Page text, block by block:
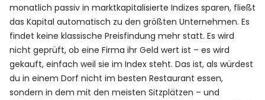
monatlich passiv in marktkapitalisierte Indizes sparen, fließt
das Kapital automatisch zu den größten Unternehmen. Es
findet keine klassische Preisfindung mehr statt. Es wird
nicht geprüft, ob eine Firma ihr Geld wert ist – es wird
gekauft, einfach weil sie im Index steht. Das ist, als würdest
du in einem Dorf nicht im besten Restaurant essen,
sondern in dem mit den meisten Sitzplätzen – und